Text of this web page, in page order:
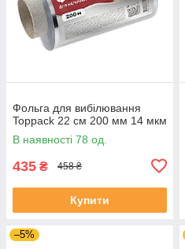
Фольга для вибілювання
Toppack 22 см 200 мм 14 мкм
В наявності 78 од.
435 ₴ 458 ₴
Купити
–5%